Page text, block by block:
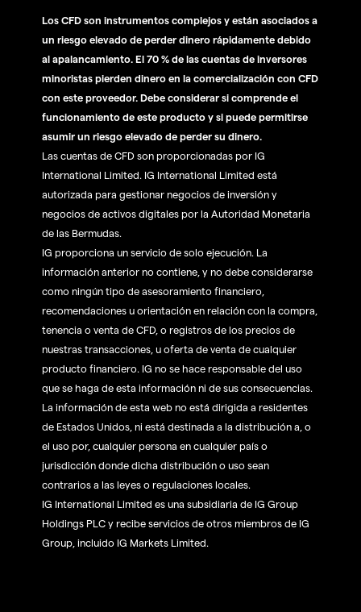
Los CFD son instrumentos complejos y están asociados a
un riesgo elevado de perder dinero rápidamente debido
al apalancamiento. El 70 % de las cuentas de inversores
minoristas pierden dinero en la comercialización con CFD
con este proveedor. Debe considerar si comprende el
funcionamiento de este producto y si puede permitirse
asumir un riesgo elevado de perder su dinero.
Las cuentas de CFD son proporcionadas por IG
International Limited. IG International Limited está
autorizada para gestionar negocios de inversión y
negocios de activos digitales por la Autoridad Monetaria
de las Bermudas.
IG proporciona un servicio de solo ejecución. La
información anterior no contiene, y no debe considerarse
como ningún tipo de asesoramiento financiero,
recomendaciones u orientación en relación con la compra,
tenencia o venta de CFD, o registros de los precios de
nuestras transacciones, u oferta de venta de cualquier
producto financiero. IG no se hace responsable del uso
que se haga de esta información ni de sus consecuencias.
La información de esta web no está dirigida a residentes
de Estados Unidos, ni está destinada a la distribución a, o
el uso por, cualquier persona en cualquier país o
jurisdicción donde dicha distribución o uso sean
contrarios a las leyes o regulaciones locales.
IG International Limited es una subsidiaria de IG Group
Holdings PLC y recibe servicios de otros miembros de IG
Group, incluido IG Markets Limited.